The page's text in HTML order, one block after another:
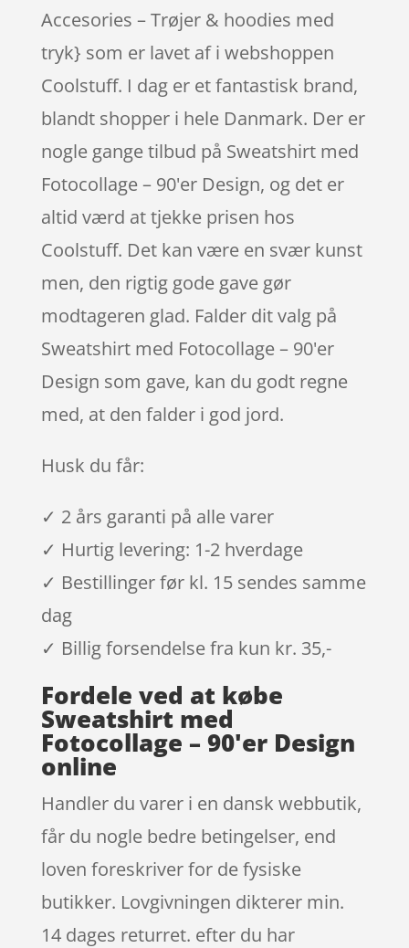
Accesories – Trøjer & hoodies med
tryk} som er lavet af i webshoppen
Coolstuff. I dag er et fantastisk brand,
blandt shopper i hele Danmark. Der er
nogle gange tilbud på Sweatshirt med
Fotocollage – 90'er Design, og det er
altid værd at tjekke prisen hos
Coolstuff. Det kan være en svær kunst
men, den rigtig gode gave gør
modtageren glad. Falder dit valg på
Sweatshirt med Fotocollage – 90'er
Design som gave, kan du godt regne
med, at den falder i god jord.
Husk du får:
✓ 2 års garanti på alle varer
✓ Hurtig levering: 1-2 hverdage
✓ Bestillinger før kl. 15 sendes samme
dag
✓ Billig forsendelse fra kun kr. 35,-
Fordele ved at købe
Sweatshirt med
Fotocollage – 90'er Design
online
Handler du varer i en dansk webbutik,
får du nogle bedre betingelser, end
loven foreskriver for de fysiske
butikker. Lovgivningen dikterer min.
14 dages returret. efter du har